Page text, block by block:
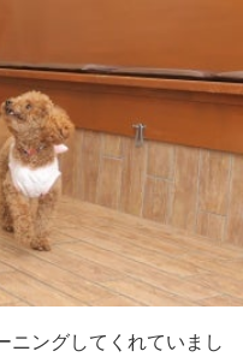
ニングしてくれていまし